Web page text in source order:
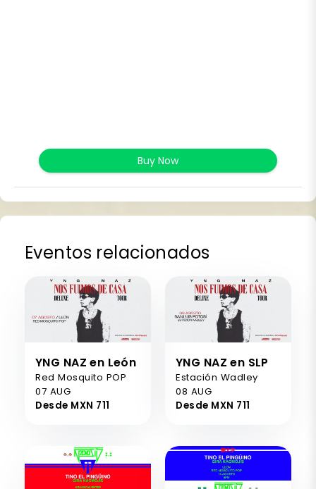
Buy Now
Eventos relacionados
YNG NAZ en León
Red Mosquito POP
07 AUG
Desde MXN 711
YNG NAZ en SLP
Estación Wadley
08 AUG
Desde MXN 711